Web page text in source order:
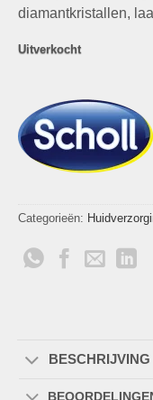
diamantkristallen,
Uitverkocht
Categorieën:
BESCHRIJVING